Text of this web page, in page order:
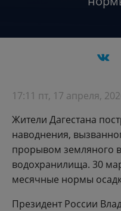
17:11 пт, 17 апреля,
Жители Дагестана
наводнения,
прорывом земляного
водохранилища. 30
месячные нормы
Президент России